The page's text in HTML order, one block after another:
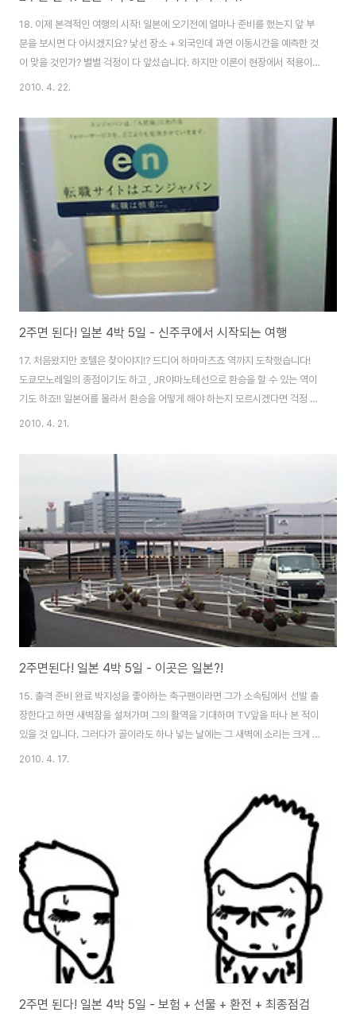
18. 이제 본격적인 여행의 시작! 일본에 오기전에 얼마나 준비를 했는지 앞 부
분을 보시면 다 아시겠지요? 낯선 장소 + 외국인데 과연 이동시간을 예측한 것
이 맞을 것인가? 별별 걱정이 다 앞섰습니다. 하지만 이론이 현장에서 적용이
될지는 나가봐야 아는 것이겠지요 그래서 이제 슬슬 출격 준비를 합니다. 새벽
을 이겨내고 , 거리로 나가야 할 시간입니다!! 호텔 조명은 왜 그럴까요. 잠만 자
라는 건지 어둑침침한게 가뜩이나 날씨도 비가 와서 우중충한데... 모든 조명을
켜도 밝은 느낌이 안 듭니다!!! 좀 더 환했으면 좋겠단 생각이 절로 드는 호텔이
었어요 ! 필수 물품인 세가지를 챙겨 가방에 넣고 , 이제 슬슬 나갈 준비를 끝마
칩니다 그..
2010. 4. 22.
2주면 된다! 일본 4박 5일 - 신주쿠에서 시작되는 여행
17. 처음왔지만 호텔은 찾아야지!? 드디어 하마마츠쵸 역까지 도착했습니다!
도쿄모노레일의 종점이기도 하고 , JR야마노테선으로 환승을 할 수 있는 역이
기도 하죠!! 일본어를 몰라서 환승을 어떻게 해야 하는지 모르시겠다면 걱정 안
하셔도 되요~ 한글로 환승 지점까지 안내가 되어있습니다!! 환승 시 개찰구를
이었던 것입니다!! 신주쿠 행 열차를 기다리며 플렛폼에 서있었고 곧 전철이 도
하철은 생각보다 사람들이 많습니다~ 평일이어서 한산할 줄 알았는데 꼭 그렇
지만은 않더라고요 ~!! 일본지하철에서 본 것은 문이 열리는 위에 스크린을 만
들어 놔서 거기서 광고가 계..
2010. 4. 21.
2주면된다! 일본 4박 5일 - 이곳은 일본?!
15. 출격 준비 완료 박지성을 좋아하는 축구팬이라면 그가 소속팀에서 선발 출
장한다고 하면 새벽잠을 설쳐가며 그의 활역을 기대하며 TV앞을 떠나 본 적이
있을 것 입니다. 그러다가 골이라도 하나 넣는 날에는 그 새벽에 소리는 크게 못
질러도 조용한 무음의 세레모니를 했던 적을 떠올리며 공항으로 향했지요~ 공
였기 때문이죠 평소같으면 일어날 수 없는 시간인데, 이 시간에 공항으로 출발
을 하다보니 새벽잠을 설치며 축구를 봤던 생각이 난 것이죠. 도착한 김포 공항
국제선은 한적하기 그지 없었습니다. 아직 뜨지 않은 해가 새벽임을 가르쳐 주
는 것 같았죠. 다른 사람들은 이 월요일에 출근을 하기 위해 조만간 단잠에서 일
어나야 할테지만 여행을..
2010. 4. 17.
2주면 된다! 일본 4박 5일 - 보험 + 선물 + 환전 + 최종점검